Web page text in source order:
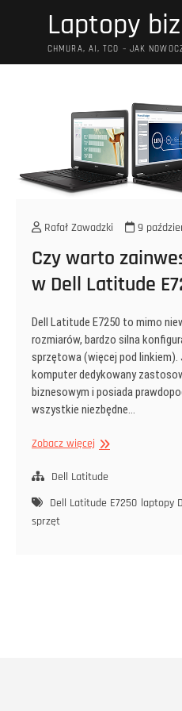
Laptopy
CHMURA, AI, TCO – JAK
Rafał Zawadzki 9
Czy warto
w Dell Latitude
Dell Latitude E7250 to mimo
rozmiarów, bardzo silna
sprzętowa (więcej pod
komputer dedykowany
biznesowym i posiada
wszystkie niezbędne…
Zobacz więcej Czy
zainwestować
Dell
Dell Latitude
Dell Latitude E7250 laptopy
sprzęt